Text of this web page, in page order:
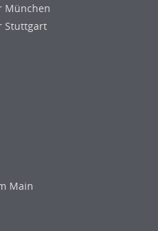
München
Stuttgart
Main